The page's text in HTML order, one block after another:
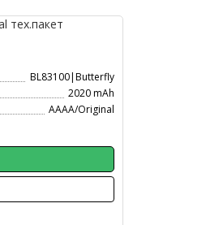
тех.пакет
BL83100|Butterfly
2020 mAh
AAAA/Original